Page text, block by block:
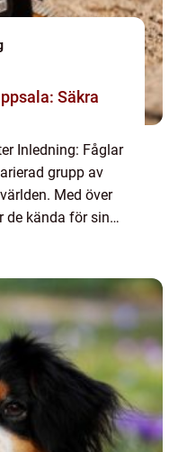
Säkra
Inledning: Fåglar
grupp av
Med över
de kända för sin